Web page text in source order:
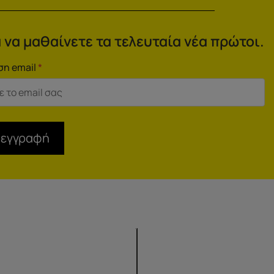
μαθαίνετε τα τελευταία νέα πρώτοι.
email*